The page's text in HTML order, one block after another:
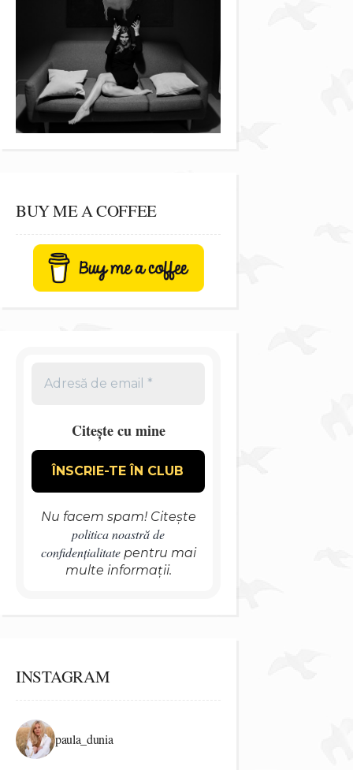
BUY ME A COFFEE
Citește cu mine
Nu facem spam! Citește
politica noastră de
confidențialitatepentru mai
multe informații.
INSTAGRAM
paula_dunia